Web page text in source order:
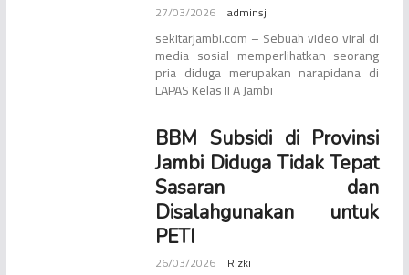
27/03/2026 adminsj
sekitarjambi.com – Sebuah video viral di
media sosial memperlihatkan seorang
pria diduga merupakan narapidana di
LAPAS Kelas II A Jambi
BBM Subsidi di Provinsi
Jambi Diduga Tidak Tepat
Sasaran dan
Disalahgunakan untuk
PETI
26/03/2026 Rizki